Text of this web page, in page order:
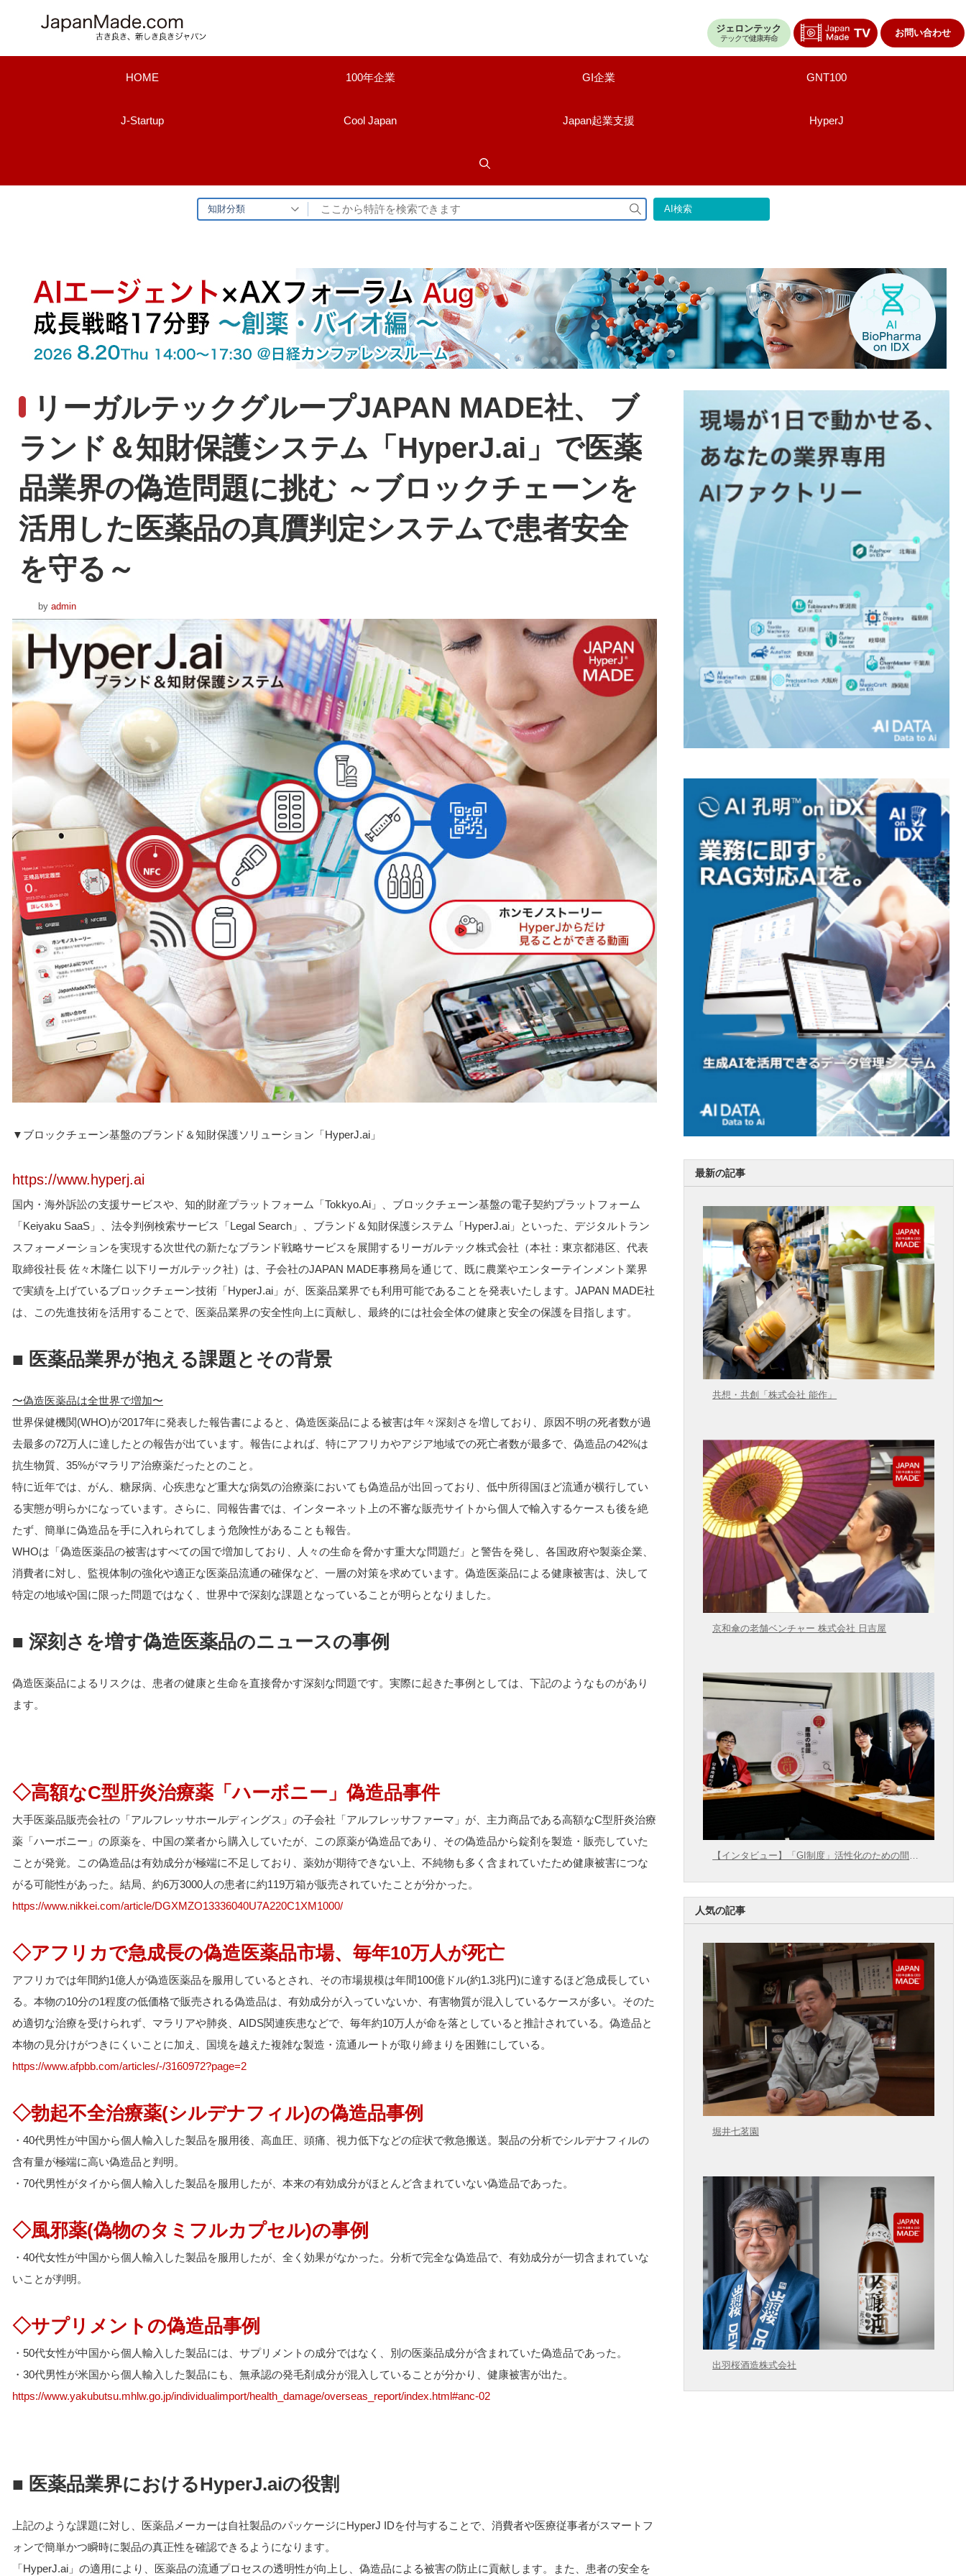
ジェロンテック
テックで健康寿命 お問い合わせ
HOME 100年企業 GI企業 GNT100
J-Startup Cool Japan Japan起業支援 HyperJ
知財分類
検
索
AI検索
リーガルテックグループJAPAN MADE社、 ブ
ランド＆知財保護システム「HyperJ.ai」で医薬
品業界の偽造問題に挑む ～ブロックチェーンを
活用した医薬品の真贋判定システムで患者安全
を守る～
by admin
▼ブロックチェーン基盤のブランド＆知財保護ソリューション「HyperJ.ai」
https://www.hyperj.ai
国内・海外訴訟の支援サービスや、知的財産プラットフォーム「Tokkyo.Ai」、ブロックチェーン基盤の電子契約プラットフォーム
「Keiyaku SaaS」、法令判例検索サービス「Legal Search」、ブランド＆知財保護システム「HyperJ.ai」といった、デジタルトラン
スフォーメーションを実現する次世代の新たなブランド戦略サービスを展開するリーガルテック株式会社（本社：東京都港区、代表
取締役社長 佐々木隆仁 以下リーガルテック社）は、子会社のJAPAN MADE事務局を通じて、既に農業やエンターテインメント業界
で実績を上げているブロックチェーン技術「HyperJ.ai」が、医薬品業界でも利用可能であることを発表いたします。JAPAN MADE社
は、この先進技術を活用することで、医薬品業界の安全性向上に貢献し、最終的には社会全体の健康と安全の保護を目指します。
■ 医薬品業界が抱える課題とその背景
〜偽造医薬品は全世界で増加〜
世界保健機関(WHO)が2017年に発表した報告書によると、偽造医薬品による被害は年々深刻さを増しており、原因不明の死者数が過
去最多の72万人に達したとの報告が出ています。報告によれば、特にアフリカやアジア地域での死亡者数が最多で、偽造品の42%は
抗生物質、35%がマラリア治療薬だったとのこと。
特に近年では、がん、糖尿病、心疾患など重大な病気の治療薬においても偽造品が出回っており、低中所得国ほど流通が横行してい
る実態が明らかになっています。さらに、同報告書では、インターネット上の不審な販売サイトから個人で輸入するケースも後を絶
たず、簡単に偽造品を手に入れられてしまう危険性があることも報告。
WHOは「偽造医薬品の被害はすべての国で増加しており、人々の生命を脅かす重大な問題だ」と警告を発し、各国政府や製薬企業、
消費者に対し、監視体制の強化や適正な医薬品流通の確保など、一層の対策を求めています。偽造医薬品による健康被害は、決して
特定の地域や国に限った問題ではなく、世界中で深刻な課題となっていることが明らとなりました。
■ 深刻さを増す偽造医薬品のニュースの事例
偽造医薬品によるリスクは、患者の健康と生命を直接脅かす深刻な問題です。実際に起きた事例としては、下記のようなものがあり
ます。
◇高額なC型肝炎治療薬「ハーボニー」偽造品事件
大手医薬品販売会社の「アルフレッサホールディングス」の子会社「アルフレッサファーマ」が、主力商品である高額なC型肝炎治療
薬「ハーボニー」の原薬を、中国の業者から購入していたが、この原薬が偽造品であり、その偽造品から錠剤を製造・販売していた
ことが発覚。この偽造品は有効成分が極端に不足しており、薬効が期待できない上、不純物も多く含まれていたため健康被害につな
がる可能性があった。結局、約6万3000人の患者に約119万箱が販売されていたことが分かった。
https://www.nikkei.com/article/DGXMZO13336040U7A220C1XM1000/
◇アフリカで急成長の偽造医薬品市場、毎年10万人が死亡
アフリカでは年間約1億人が偽造医薬品を服用しているとされ、その市場規模は年間100億ドル(約1.3兆円)に達するほど急成長してい
る。本物の10分の1程度の低価格で販売される偽造品は、有効成分が入っていないか、有害物質が混入しているケースが多い。そのた
め適切な治療を受けられず、マラリアや肺炎、AIDS関連疾患などで、毎年約10万人が命を落としていると推計されている。偽造品と
本物の見分けがつきにくいことに加え、国境を越えた複雑な製造・流通ルートが取り締まりを困難にしている。
https://www.afpbb.com/articles/-/3160972?page=2
◇勃起不全治療薬(シルデナフィル)の偽造品事例
・40代男性が中国から個人輸入した製品を服用後、高血圧、頭痛、視力低下などの症状で救急搬送。製品の分析でシルデナフィルの
含有量が極端に高い偽造品と判明。
・70代男性がタイから個人輸入した製品を服用したが、本来の有効成分がほとんど含まれていない偽造品であった。
◇風邪薬(偽物のタミフルカプセル)の事例
・40代女性が中国から個人輸入した製品を服用したが、全く効果がなかった。分析で完全な偽造品で、有効成分が一切含まれていな
いことが判明。
◇サプリメントの偽造品事例
・50代女性が中国から個人輸入した製品には、サプリメントの成分ではなく、別の医薬品成分が含まれていた偽造品であった。
・30代男性が米国から個人輸入した製品にも、無承認の発毛剤成分が混入していることが分かり、健康被害が出た。
https://www.yakubutsu.mhlw.go.jp/individualimport/health_damage/overseas_report/index.html#anc-02
■ 医薬品業界におけるHyperJ.aiの役割
上記のような課題に対し、医薬品メーカーは自社製品のパッケージにHyperJ IDを付与することで、消費者や医療従事者がスマートフ
ォンで簡単かつ瞬時に製品の真正性を確認できるようになります。
「HyperJ.ai」の適用により、医薬品の流通プロセスの透明性が向上し、偽造品による被害の防止に貢献します。また、患者の安全を
最新の記事
共想・共創「株式会社 能作」
京和傘の老舗ベンチャー 株式会社 日吉屋
【インタビュー】「GI制度」活性化のための間口
人気の記事
堀井七茗園
出羽桜酒造株式会社